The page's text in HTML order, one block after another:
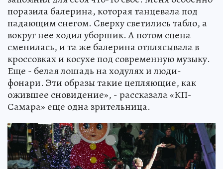
поразила балерина, которая танцевала под
падающим снегом. Сверху светились табло, а
вокруг нее ходил уборшик. А потом сцена
сменилась, и та же балерина отплясывала в
кроссовках и косухе под современную музыку.
Еще - белая лошадь на ходулях и люди-
фонари. Эти образы такие цепляющие, как
ожившее сновидение», - рассказала «КП-
Самара» еще одна зрительница.